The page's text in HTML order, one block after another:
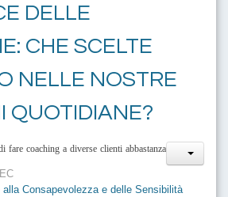
DELLE
CHE SCELTE
NELLE NOSTRE
QUOTIDIANE?
alla Consapevolezza e delle Sensibilità
fare coaching a diverse clienti abbastanza